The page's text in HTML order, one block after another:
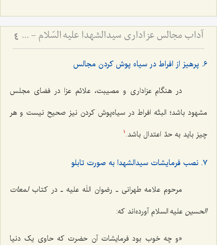
آداب مجالس عزاداری سیدالشهدا علیه السّلام - و دستورات بزرگان راجع به ماه‌های محرم و صفر 4
٦. پرهیز از افراط در سیاه پوش کردن مجالس
در هنگام عزاداری و مصیبت، علائم عزا در فضای مجلس
مشهود باشد؛ البتّه افراط در سیاه‌پوش کردن نیز صحیح نیست و هر
چیز باید به حدّ اعتدال باشد. 1
٧. نصب فرمایشات سیدالشهدا به صورت تابلو
مرحوم علامه طهرانی ـ رضوان اللَه علیه ـ در کتابلمعات
الحسین علیه السلام آورده‌اند که:
«و چه خوب بود فرمایشات آن حضرت که حاوی یک دنیا